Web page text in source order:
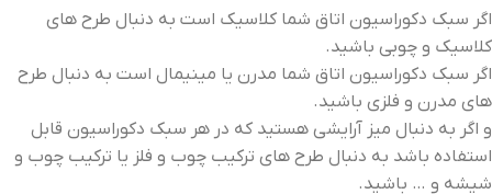
اگر سبک دکوراسیون اتاق شما کلاسیک است به دنبال طرح های
کلاسیک و چوبی باشید.
اگر سبک دکوراسیون اتاق شما مدرن یا مینیمال است به دنبال طرح
های مدرن و فلزی باشید.
و اگر به دنبال میز آرایشی هستید که در هر سبک دکوراسیون قابل
استفاده باشد به دنبال طرح های ترکیب چوب و فلز یا ترکیب چوب و
شیشه و … باشید.